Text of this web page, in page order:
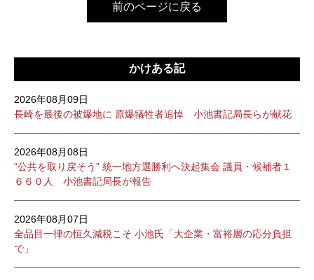
前のページに戻る
かけある記
2026年08月09日
長崎を最後の被爆地に 原爆犠牲者追悼 小池書記局長らが献花
2026年08月08日
“公共を取り戻そう” 統一地方選勝利へ決起集会 議員・候補者１
６６０人 小池書記局長が報告
2026年08月07日
全品目一律の恒久減税こそ 小池氏「大企業・富裕層の応分負担
で」